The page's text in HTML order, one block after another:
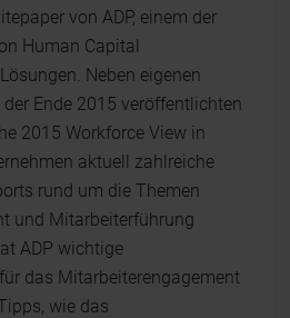
von ADP, einem der
Human Capital
Neben eigenen
Ende 2015 veröffentlichten
2015 Workforce View in
aktuell zahlreiche
rund um die Themen
und Mitarbeiterführung
ADP wichtige
das Mitarbeiterengagement
wie das